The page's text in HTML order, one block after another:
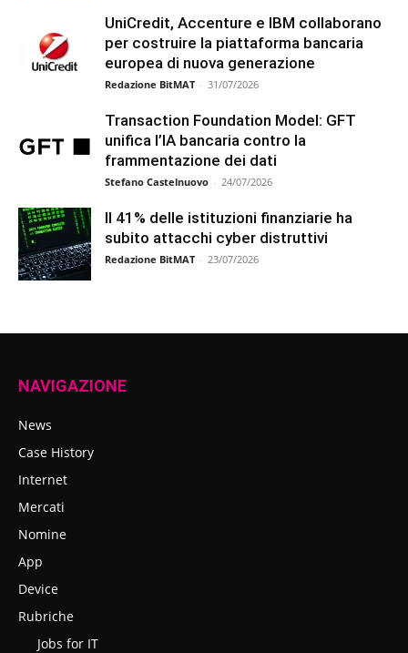
UniCredit, Accenture e IBM collaborano
per costruire la piattaforma bancaria
europea di nuova generazione
Redazione BitMAT - 31/07/2026
Transaction Foundation Model: GFT
unifica l’IA bancaria contro la
frammentazione dei dati
Stefano Castelnuovo - 24/07/2026
Il 41% delle istituzioni finanziarie ha
subito attacchi cyber distruttivi
Redazione BitMAT - 23/07/2026
NAVIGAZIONE
News
Case History
Internet
Mercati
Nomine
App
Device
Rubriche
Jobs for IT